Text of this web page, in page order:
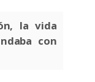
la vida
con